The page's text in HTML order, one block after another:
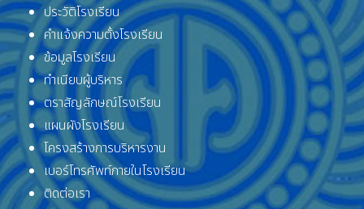
ประวัติโรงเรียน
คำแจ้งความตั้งโรงเรียน
ข้อมูลโรงเรียน
ทำเนียบผู้บริหาร
ตราสัญลักษณ์โรงเรียน
แผนผังโรงเรียน
โครงสร้างการบริหารงาน
เบอร์โทรศัพท์ภายในโรงเรียน
ติดต่อเรา